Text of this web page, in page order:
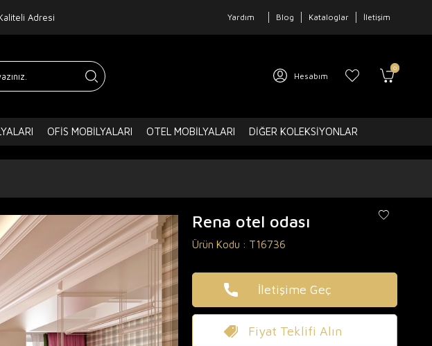
Adresi Yardım Blog Kataloglar İletişim
Hesabım
0
OFIS MOBILYALARI OTEL MOBILYALARI DIĞER KOLEKSIYONLAR
Rena otel odası
Ürün Kodu : T16736
İletişime Geç
Fiyat Teklifi Alın